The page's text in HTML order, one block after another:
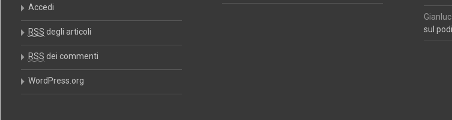
sul
Accedi
RSS degli articoli
RSS dei commenti
WordPress.org